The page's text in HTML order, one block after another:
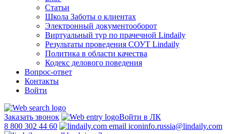
Статьи
Школа Заботы о клиентах
Электронный документооборот
Виртуальный тур по прачечной Lindaily
Результаты проведения СОУТ Lindaily
Политика в области качества
Кодекс делового поведения
Вопрос-ответ
Контакты
Войти
Заказать звонок
Войти в ЛК
8 800 302 44 60
info.russia@lindaily.com